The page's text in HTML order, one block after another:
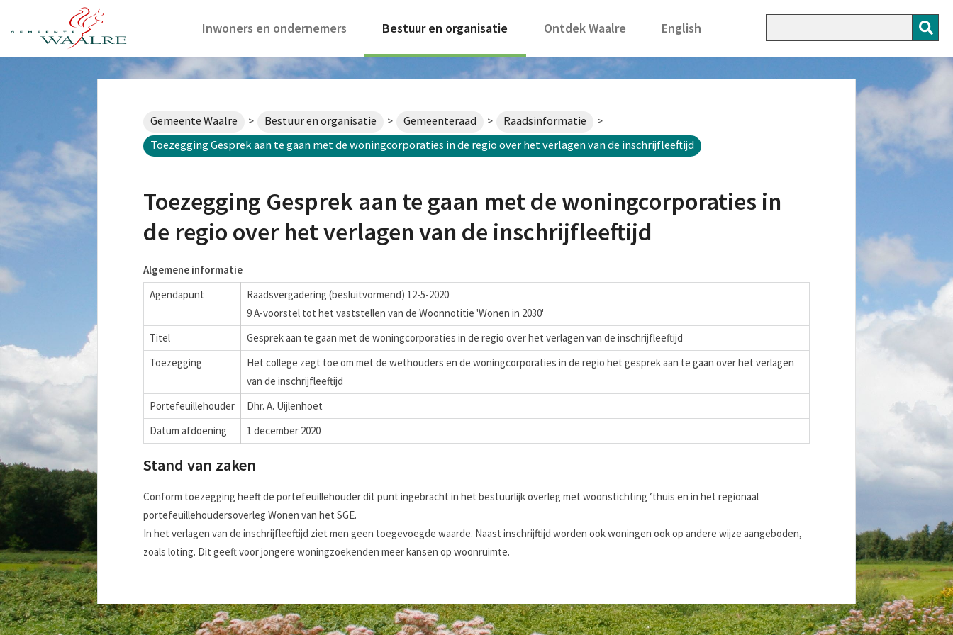
Inwoners en ondernemers Bestuur en organisatie Ontdek Waalre English
Gemeente Waalre > Bestuur en organisatie > Gemeenteraad > Raadsinformatie >
Toezegging Gesprek aan te gaan met de woningcorporaties in de regio over het verlagen van de inschrijfleeftijd
Toezegging Gesprek aan te gaan met de woningcorporaties in
de regio over het verlagen van de inschrijfleeftijd
Algemene informatie
Agendapunt
Raadsvergadering (besluitvormend) 12-5-2020
9 A-voorstel tot het vaststellen van de Woonnotitie 'Wonen in 2030'
Titel
Gesprek aan te gaan met de woningcorporaties in de regio over het verlagen van de inschrijfleeftijd
Toezegging
Het college zegt toe om met de wethouders en de woningcorporaties in de regio het gesprek aan te gaan over het verlagen
van de inschrijfleeftijd
Portefeuillehouder
Dhr. A. Uijlenhoet
Datum afdoening
1 december 2020
Stand van zaken
Conform toezegging heeft de portefeuillehouder dit punt ingebracht in het bestuurlijk overleg met woonstichting ‘thuis en in het regionaal
portefeuillehoudersoverleg Wonen van het SGE.
In het verlagen van de inschrijfleeftijd ziet men geen toegevoegde waarde. Naast inschrijftijd worden ook woningen ook op andere wijze aangeboden,
zoals loting. Dit geeft voor jongere woningzoekenden meer kansen op woonruimte.